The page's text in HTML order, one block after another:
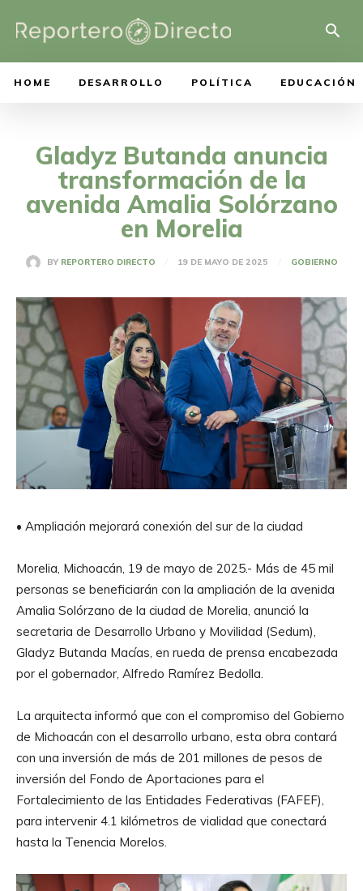
HOME DESARROLLO POLÍTICA EDUCACIÓN
Gladyz Butanda anuncia
transformación de la
avenida Amalia Solórzano
en Morelia
BY REPORTERO DIRECTO 19 DE MAYO DE 2025 GOBIERNO
• Ampliación mejorará conexión del sur de la ciudad
Morelia, Michoacán, 19 de mayo de 2025.- Más de 45 mil
personas se beneficiarán con la ampliación de la avenida
Amalia Solórzano de la ciudad de Morelia, anunció la
secretaria de Desarrollo Urbano y Movilidad (Sedum),
Gladyz Butanda Macías, en rueda de prensa encabezada
por el gobernador, Alfredo Ramírez Bedolla.
La arquitecta informó que con el compromiso del Gobierno
de Michoacán con el desarrollo urbano, esta obra contará
con una inversión de más de 201 millones de pesos de
inversión del Fondo de Aportaciones para el
Fortalecimiento de las Entidades Federativas (FAFEF),
para intervenir 4.1 kilómetros de vialidad que conectará
hasta la Tenencia Morelos.